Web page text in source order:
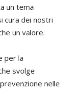
un tema
cura dei nostri
un valore.
per la
svolge
nelle